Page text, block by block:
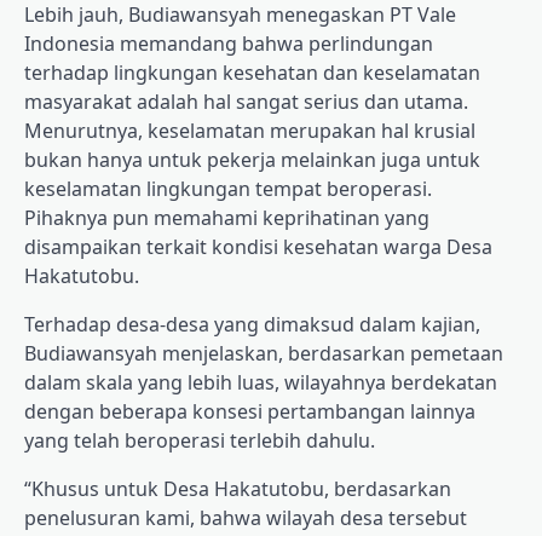
Lebih jauh, Budiawansyah menegaskan PT Vale
Indonesia memandang bahwa perlindungan
terhadap lingkungan kesehatan dan keselamatan
masyarakat adalah hal sangat serius dan utama.
Menurutnya, keselamatan merupakan hal krusial
bukan hanya untuk pekerja melainkan juga untuk
keselamatan lingkungan tempat beroperasi.
Pihaknya pun memahami keprihatinan yang
disampaikan terkait kondisi kesehatan warga Desa
Hakatutobu.
Terhadap desa-desa yang dimaksud dalam kajian,
Budiawansyah menjelaskan, berdasarkan pemetaan
dalam skala yang lebih luas, wilayahnya berdekatan
dengan beberapa konsesi pertambangan lainnya
yang telah beroperasi terlebih dahulu.
“Khusus untuk Desa Hakatutobu, berdasarkan
penelusuran kami, bahwa wilayah desa tersebut